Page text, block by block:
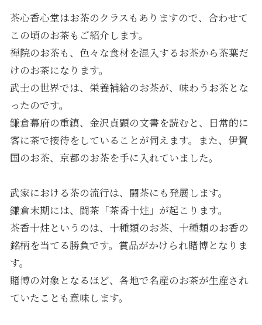
茶心香心堂はお茶のクラスもありますので、合わせて
この頃のお茶もご紹介します。
禅院のお茶も、色々な食材を混入するお茶から茶葉だ
けのお茶になります。
武士の世界では、栄養補給のお茶が、味わうお茶とな
ったのです。
鎌倉幕府の重鎮、金沢貞顕の文書を読むと、日常的に
客に茶で接待をしていることが伺えます。また、伊賀
国のお茶、京都のお茶を手に入れていました。
武家における茶の流行は、闘茶にも発展します。
鎌倉末期には、闘茶「茶香十炷」が起こります。
茶香十炷というのは、十種類のお茶、十種類のお香の
銘柄を当てる勝負です。賞品がかけられ賭博となりま
す。
賭博の対象となるほど、各地で名産のお茶が生産され
ていたことも意味します。